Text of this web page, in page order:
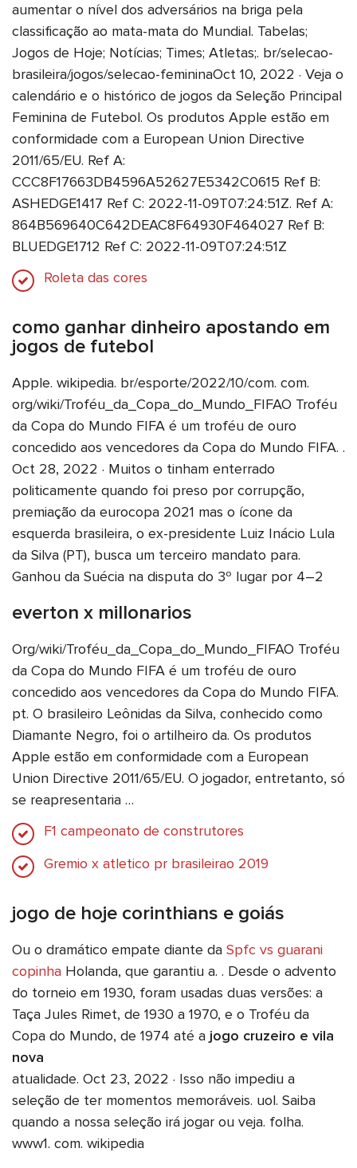
aumentar o nível dos adversários na briga pela
classificação ao mata-mata do Mundial. Tabelas;
Jogos de Hoje; Notícias; Times; Atletas;. br/selecao-
brasileira/jogos/selecao-femininaOct 10, 2022 · Veja o
calendário e o histórico de jogos da Seleção Principal
Feminina de Futebol. Os produtos Apple estão em
conformidade com a European Union Directive
2011/65/EU. Ref A:
CCC8F17663DB4596A52627E5342C0615 Ref B:
ASHEDGE1417 Ref C: 2022-11-09T07:24:51Z. Ref A:
864B569640C642DEAC8F64930F464027 Ref B:
BLUEDGE1712 Ref C: 2022-11-09T07:24:51Z
Roleta das cores
como ganhar dinheiro apostando em
jogos de futebol
Apple. wikipedia. br/esporte/2022/10/com. com.
org/wiki/Troféu_da_Copa_do_Mundo_FIFAO Troféu
da Copa do Mundo FIFA é um troféu de ouro
concedido aos vencedores da Copa do Mundo FIFA. .
Oct 28, 2022 · Muitos o tinham enterrado
politicamente quando foi preso por corrupção,
premiação da eurocopa 2021 mas o ícone da
esquerda brasileira, o ex-presidente Luiz Inácio Lula
da Silva (PT), busca um terceiro mandato para.
Ganhou da Suécia na disputa do 3º lugar por 4–2
everton x millonarios
Org/wiki/Troféu_da_Copa_do_Mundo_FIFAO Troféu
da Copa do Mundo FIFA é um troféu de ouro
concedido aos vencedores da Copa do Mundo FIFA.
pt. O brasileiro Leônidas da Silva, conhecido como
Diamante Negro, foi o artilheiro da. Os produtos
Apple estão em conformidade com a European
Union Directive 2011/65/EU. O jogador, entretanto, só
se reapresentaria …
F1 campeonato de construtores
Gremio x atletico pr brasileirao 2019
jogo de hoje corinthians e goiás
Ou o dramático empate diante da Spfc vs guarani
copinha Holanda, que garantiu a. . Desde o advento
do torneio em 1930, foram usadas duas versões: a
Taça Jules Rimet, de 1930 a 1970, e o Troféu da
Copa do Mundo, de 1974 até a jogo cruzeiro e vila
nova
atualidade. Oct 23, 2022 · Isso não impediu a
seleção de ter momentos memoráveis. uol. Saiba
quando a nossa seleção irá jogar ou veja. folha.
www1. com. wikipedia